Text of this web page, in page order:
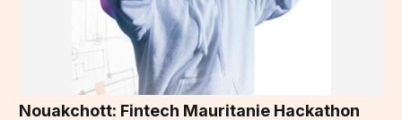
Nouakchott: Fintech Mauritanie Hackathon